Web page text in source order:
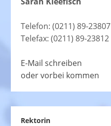
Telefon: (0211) 89-23807
Telefax: (0211) 89-23812
E-Mail schreiben
oder vorbei kommen
Rektorin